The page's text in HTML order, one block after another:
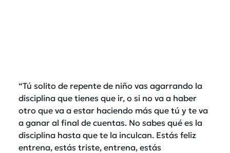
“Tú solito de repente de niño vas agarrando la
disciplina que tienes que ir, o si no va a haber
otro que va a estar haciendo más que tú y te va
a ganar al final de cuentas. No sabes qué es la
disciplina hasta que te la inculcan. Estás feliz
entrena, estás triste, entrena, estás